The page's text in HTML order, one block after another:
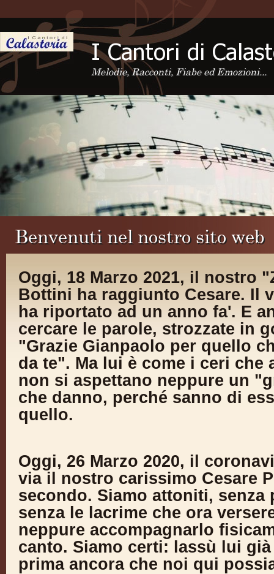
Melodie, Racconti, Fiabe ed Emozioni...
Benvenuti nel nostro sito web
Oggi, 18 Marzo 2021, il nostro
Bottini ha raggiunto Cesare. Il
ha riportato ad un anno fa'. E
cercare le parole, strozzate in
"Grazie Gianpaolo per quello
da te". Ma lui è come i ceri che
non si aspettano neppure un
che danno, perché sanno di
quello.
Oggi, 26 Marzo 2020, il
via il nostro carissimo Cesare
secondo. Siamo attoniti, senza
senza le lacrime che ora
neppure accompagnarlo
canto. Siamo certi: lassù lui
prima ancora che noi qui